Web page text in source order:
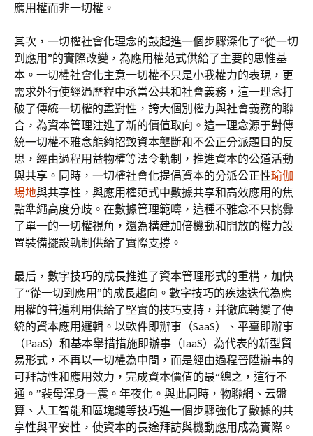
應用權而非一切權。
其次，一切權社會化理念的鼓起進一個步驟深化了“從一切
到應用”的實際改變，為應用權范式供給了主要的思惟基
本。一切權社會化主意一切權不只是小我權力的表現，更
需求外行使經過歷程中承當公共和社會義務，這一理念打
破了傳統一切權的盡對性，誇大個別權力與社會義務的聯
合，為資本管理注進了新的價值取向。這一理念源于對傳
統一切權不雅念能夠招致資本壟斷和不公正分派題目的反
思，經由過程用益物權等法令軌制，推進資本的公道活動
與共享。同時，一切權社會化提倡資本的分派公正性瑜伽
場地與共享性，與應用權范式中數據共享和高效應用的焦
點準繩高度分歧。在數據管理範疇，這種不雅念不只挑釁
了單一的一切權視角，還為構建加倍機動和開放的權力設
置裝備擺設軌制供給了實際支撐。
最后，數字技巧的成長推進了資本管理形式的重構，加快
了“從一切到應用”的成長趨向。數字技巧的疾速迭代為應
用權的普遍利用供給了堅實的技巧支持，并徹底轉變了傳
統的資本應用邏輯。以軟件即辦事（SaaS）、平臺即辦事
（PaaS）和基本舉措措施即辦事（IaaS）為代表的新型貿
易形式，不再以一切權為中間，而是經由過程晉陞辦事的
可拜訪性和應用效力，完成資本價值的最“總之，這行不
通。”裴母渾身一震。年夜化。與此同時，物聯網、云盤
算、人工智能和區塊鏈等技巧進一個步驟強化了數據的共
享性與平安性，使資本的長途拜訪與機動應用成為實際。